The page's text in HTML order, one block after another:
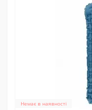
Немає в наявності